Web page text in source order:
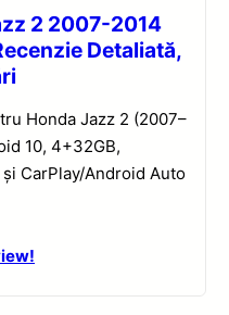
2 2007-2014
Detaliată,
Honda Jazz 2 (2007–
10, 4+32GB,
și CarPlay/Android Auto